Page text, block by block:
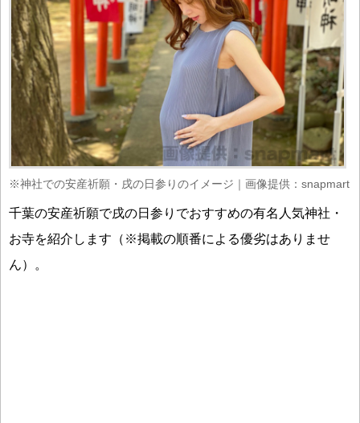
※神社での安産祈願・戌の日参りのイメージ｜画像提供：snapmart
千葉の安産祈願で戌の日参りでおすすめの有名人気神社・
お寺を紹介します（※掲載の順番による優劣はありませ
ん）。